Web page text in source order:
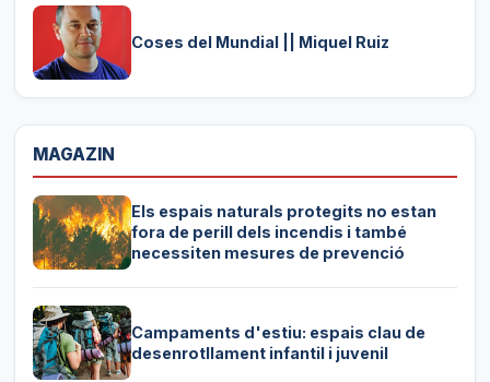
Coses del Mundial || Miquel Ruiz
MAGAZIN
Els espais naturals protegits no estan
fora de perill dels incendis i també
necessiten mesures de prevenció
Campaments d'estiu: espais clau de
desenrotllament infantil i juvenil